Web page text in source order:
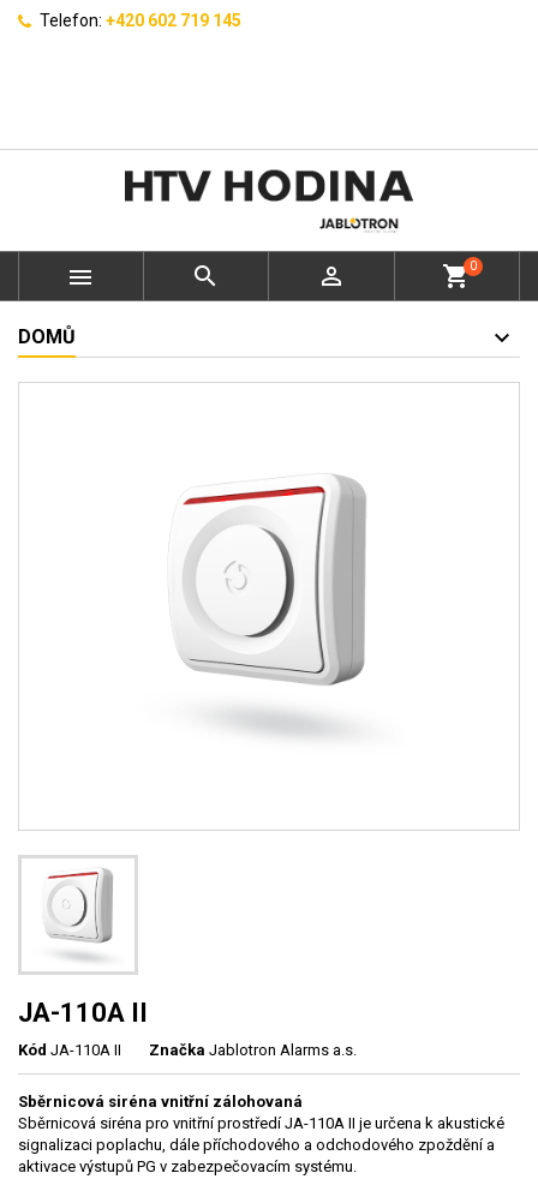
Telefon: +420 602 719 145
   shopping_cart0
DOMŮ
JA-110A II
Kód JA-110A II Značka Jablotron Alarms a.s.
Sběrnicová siréna vnitřní zálohovaná
Sběrnicová siréna pro vnitřní prostředí JA-110A II je určena k akustické
signalizaci poplachu, dále příchodového a odchodového zpoždění a
aktivace výstupů PG v zabezpečovacím systému.